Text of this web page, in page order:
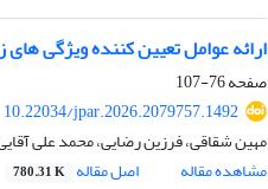
ارائه عوامل تعیین کننده ویژگی
صفحه76-107
10.22034/jpar.2026.2079757.1492
مهین شقاقی، فرزین رضایی، محمد علی
مشاهده مقاله
اصل مقاله 780.31 K